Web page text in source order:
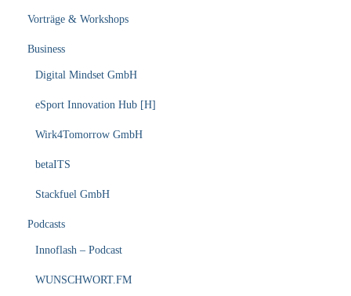
Vorträge & Workshops
Business
Digital Mindset GmbH
eSport Innovation Hub [H]
Wirk4Tomorrow GmbH
betaITS
Stackfuel GmbH
Podcasts
Innoflash – Podcast
WUNSCHWORT.FM